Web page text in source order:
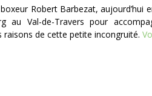
Robert Barbezat, aujourd’hui
au Val-de-Travers pour
raisons de cette petite incongruité.